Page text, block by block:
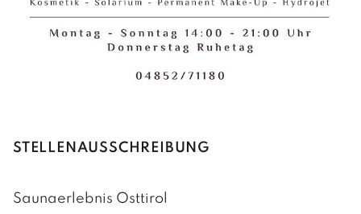
STELLENAUSSCHREIBUNG
Saunaerlebnis Osttirol